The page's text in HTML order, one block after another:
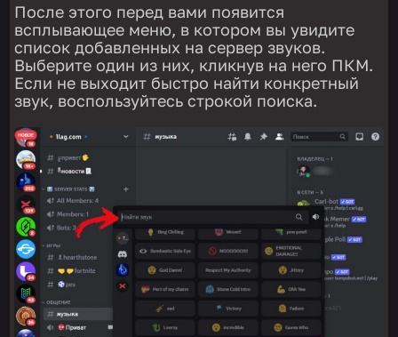
После этого перед вами появится
всплывающее меню, в котором вы увидите
список добавленных на сервер звуков.
Выберите один из них, кликнув на него ПКМ.
Если не выходит быстро найти конкретный
звук, воспользуйтесь строкой поиска.